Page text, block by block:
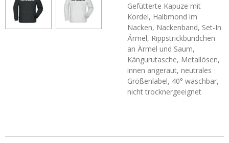
Gefütterte Kapuze mit
Kordel, Halbmond im
Nacken, Nackenband, Set-In
Ärmel, Rippstrickbündchen
an Ärmel und Saum,
Kängurutasche, Metallösen,
innen angeraut, neutrales
Größenlabel, 40° waschbar,
nicht trocknergeeignet